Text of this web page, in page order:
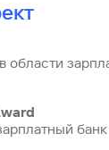
области